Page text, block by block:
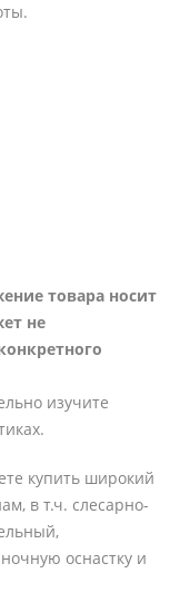
товара носит
не
изучите
купить широкий
в т.ч. слесарно-
оснастку и